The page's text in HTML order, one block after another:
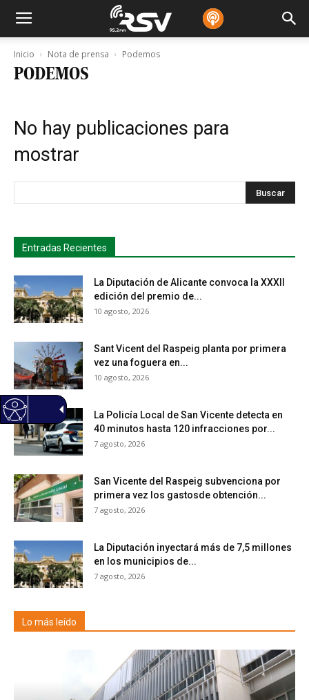
Inicio Nota de prensa Podemos
PODEMOS
No hay publicaciones para
mostrar
Entradas Recientes
La Diputación de Alicante convoca la XXXII
edición del premio de...
10 agosto, 2026
Sant Vicent del Raspeig planta por primera
vez una foguera en...
10 agosto, 2026
La Policía Local de San Vicente detecta en
40 minutos hasta 120 infracciones por...
7 agosto, 2026
San Vicente del Raspeig subvenciona por
primera vez los gastosde obtención...
7 agosto, 2026
La Diputación inyectará más de 7,5 millones
en los municipios de...
7 agosto, 2026
Lo más leído